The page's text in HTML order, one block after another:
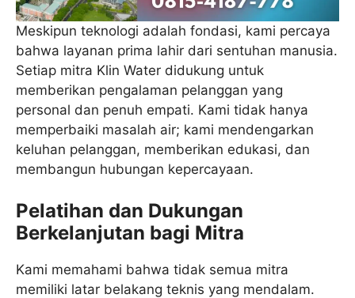
Meskipun teknologi adalah fondasi, kami percaya
bahwa layanan prima lahir dari sentuhan manusia.
Setiap mitra Klin Water didukung untuk
memberikan pengalaman pelanggan yang
personal dan penuh empati. Kami tidak hanya
memperbaiki masalah air; kami mendengarkan
keluhan pelanggan, memberikan edukasi, dan
membangun hubungan kepercayaan.
Pelatihan dan Dukungan
Berkelanjutan bagi Mitra
Kami memahami bahwa tidak semua mitra
memiliki latar belakang teknis yang mendalam.